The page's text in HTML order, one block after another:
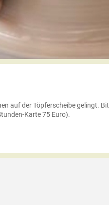
auf der Töpferscheibe gelingt.
Karte 75 Euro).